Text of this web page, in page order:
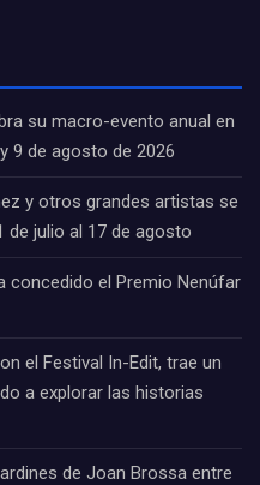
su macro-evento anual en
9 de agosto de 2026
y otros grandes artistas se
de julio al 17 de agosto
concedido el Premio Nenúfar
el Festival In-Edit, trae un
a explorar las historias
de Joan Brossa entre